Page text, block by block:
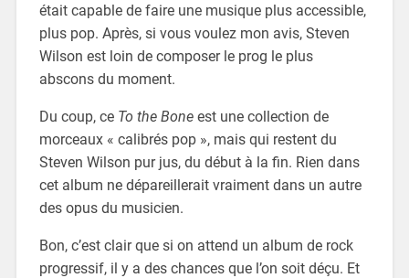
était capable de faire une musique plus accessible,
plus pop. Après, si vous voulez mon avis, Steven
Wilson est loin de composer le prog le plus
abscons du moment.
Du coup, ce To the Boneest une collection de
morceaux « calibrés pop », mais qui restent du
Steven Wilson pur jus, du début à la fin. Rien dans
cet album ne dépareillerait vraiment dans un autre
des opus du musicien.
Bon, c’est clair que si on attend un album de rock
progressif, il y a des chances que l’on soit déçu. Et